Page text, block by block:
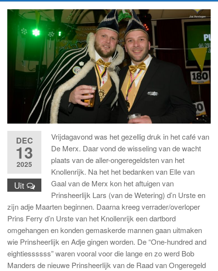
DEC
13
2025
Uit
Vrijdagavond was het gezellig druk in het café van
De Merx. Daar vond de wisseling van de wacht
plaats van de aller-ongeregeldsten van het
Knollenrijk. Na het het bedanken van Elle van
Gaal van de Merx kon het aftuigen van
Prinsheerlijk Lars (van de Wetering) d’n Urste en
zijn adje Maarten beginnen. Daarna kreeg verrader/overloper
Prins Ferry d’n Urste van het Knollenrijk een dartbord
omgehangen en konden gemaskerde mannen gaan uitmaken
wie Prinsheerlijk en Adje gingen worden. De “One-hundred and
eightiessssss” waren vooral voor die lange en zo werd Bob
Manders de nieuwe Prinsheerlijk van de Raad van Ongeregeld